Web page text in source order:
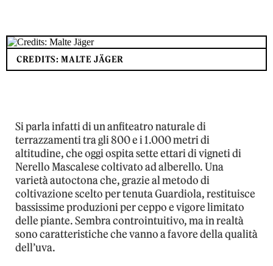
CREDITS: MALTE JÄGER
Si parla infatti di un anfiteatro naturale di
terrazzamenti tra gli 800 e i 1.000 metri di
altitudine, che oggi ospita sette ettari di vigneti di
Nerello Mascalese coltivato ad alberello. Una
varietà autoctona che, grazie al metodo di
coltivazione scelto per tenuta Guardiola, restituisce
bassissime produzioni per ceppo e vigore limitato
delle piante. Sembra controintuitivo, ma in realtà
sono caratteristiche che vanno a favore della qualità
dell’uva.